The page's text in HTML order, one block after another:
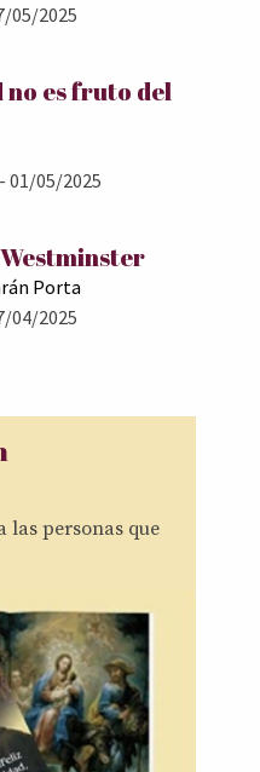
05/2025
es fruto del
01/05/2025
Porta
04/2025
las personas que